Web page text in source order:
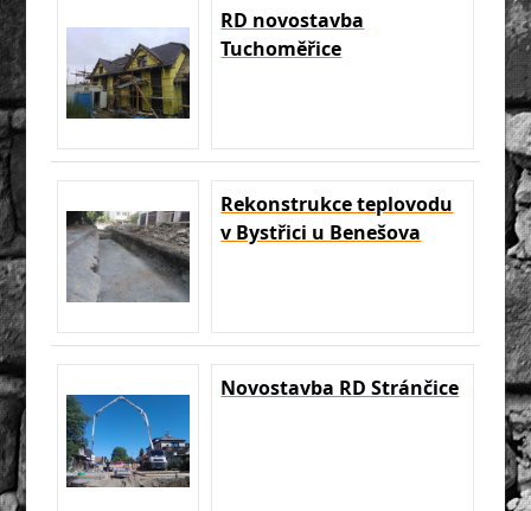
RD novostavba
Tuchoměřice
Rekonstrukce teplovodu
v Bystřici u Benešova
Novostavba RD Stránčice